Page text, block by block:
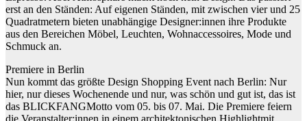
erst an den Ständen: Auf eigenen Ständen, mit zwischen vier und 25
Quadratmetern bieten unabhängige Designer:innen ihre Produkte
aus den Bereichen Möbel, Leuchten, Wohnaccessoires, Mode und
Schmuck an.
Premiere in Berlin
Nun kommt das größte Design Shopping Event nach Berlin: Nur
hier, nur dieses Wochenende und nur, was schön und gut ist, das ist
das BLICKFANGMotto vom 05. bis 07. Mai. Die Premiere feiern